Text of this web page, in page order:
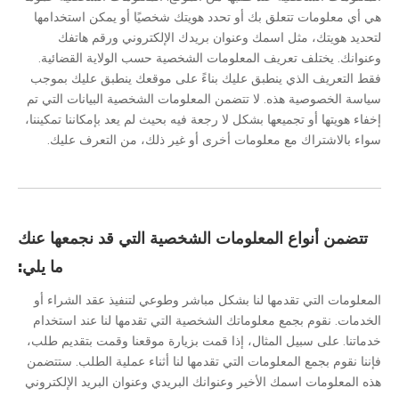
هي أي معلومات تتعلق بك أو تحدد هويتك شخصيًا أو يمكن استخدامها
لتحديد هويتك، مثل اسمك وعنوان بريدك الإلكتروني ورقم هاتفك
وعنوانك. يختلف تعريف المعلومات الشخصية حسب الولاية القضائية.
فقط التعريف الذي ينطبق عليك بناءً على موقعك ينطبق عليك بموجب
سياسة الخصوصية هذه. لا تتضمن المعلومات الشخصية البيانات التي تم
إخفاء هويتها أو تجميعها بشكل لا رجعة فيه بحيث لم يعد بإمكاننا تمكيننا،
سواء بالاشتراك مع معلومات أخرى أو غير ذلك، من التعرف عليك.
تتضمن أنواع المعلومات الشخصية التي قد نجمعها عنك
ما يلي:
المعلومات التي تقدمها لنا بشكل مباشر وطوعي لتنفيذ عقد الشراء أو
الخدمات. نقوم بجمع معلوماتك الشخصية التي تقدمها لنا عند استخدام
خدماتنا. على سبيل المثال، إذا قمت بزيارة موقعنا وقمت بتقديم طلب،
فإننا نقوم بجمع المعلومات التي تقدمها لنا أثناء عملية الطلب. ستتضمن
هذه المعلومات اسمك الأخير وعنوانك البريدي وعنوان البريد الإلكتروني